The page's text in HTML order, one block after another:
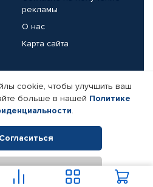
рекламы
О нас
Карта сайта
Реквизиты компании
2026. Все права защищены.
товаров Автопрофи.
cookie, чтобы улучшить ваш
больше в нашей Политике
.
Согласиться
Отклонить
В корзину